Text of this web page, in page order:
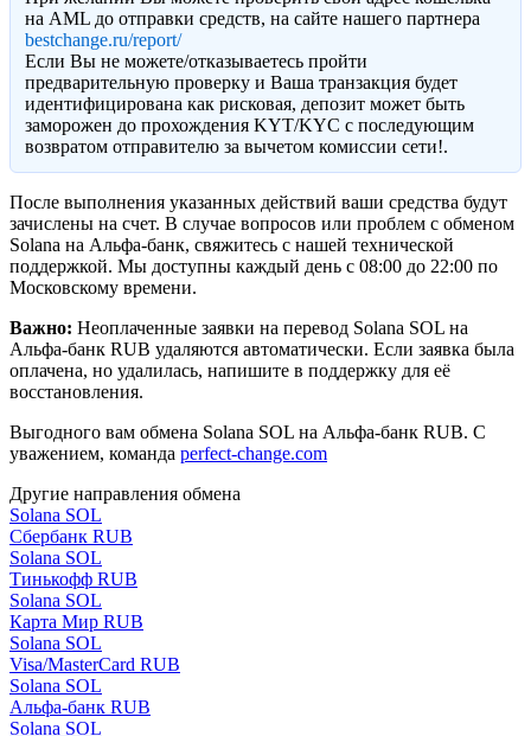
на AML до отправки средств, на сайте нашего партнера
bestchange.ru/report/
Eсли Вы не можете/отказываетесь пройти
предварительную проверку и Ваша транзакция будет
идентифицирована как рисковая, депозит может быть
заморожен до прохождения KYT/KYC с последующим
возвратом отправителю за вычетом комиссии сети!.
После выполнения указанных действий ваши средства будут
зачислены на счет. В случае вопросов или проблем с обменом
Solana на Альфа-банк, свяжитесь с нашей технической
поддержкой. Мы доступны каждый день с 08:00 до 22:00 по
Московскому времени.
Важно: Неоплаченные заявки на перевод Solana SOL на
Альфа-банк RUB удаляются автоматически. Если заявка была
оплачена, но удалилась, напишите в поддержку для её
восстановления.
Выгодного вам обмена Solana SOL на Альфа-банк RUB. С
уважением, команда perfect-change.com
Другие направления обмена
Solana SOL
Сбербанк RUB
Solana SOL
Тинькофф RUB
Solana SOL
Карта Мир RUB
Solana SOL
Visa/MasterCard RUB
Solana SOL
Альфа-банк RUB
Solana SOL